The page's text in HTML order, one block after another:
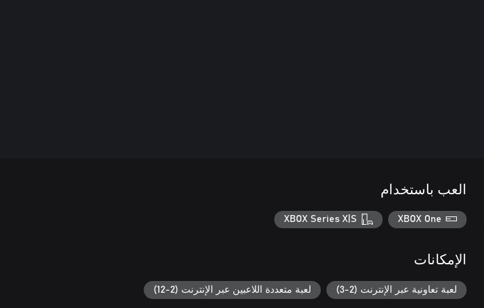
العب باستخدام
XBOX One
XBOX Series X|S
الإمكانات
لعبة تعاونية عبر الإنترنت (2-3) لعبة متعددة اللاعبين عبر الإنترنت (2-12)